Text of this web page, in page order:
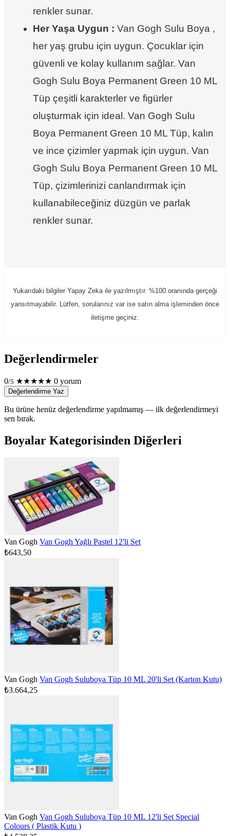
renkler sunar.
Her Yaşa Uygun : Van Gogh Sulu Boya ,
her yaş grubu için uygun. Çocuklar için
güvenli ve kolay kullanım sağlar. Van
Gogh Sulu Boya Permanent Green 10 ML
Tüp çeşitli karakterler ve figürler
oluşturmak için ideal. Van Gogh Sulu
Boya Permanent Green 10 ML Tüp, kalın
ve ince çizimler yapmak için uygun. Van
Gogh Sulu Boya Permanent Green 10 ML
Tüp, çizimlerinizi canlandırmak için
kullanabileceğiniz düzgün ve parlak
renkler sunar.
Yukarıdaki bilgiler Yapay Zeka ile yazılmıştır. %100 oranında gerçeği
yansıtmayabilir. Lütfen, sorularınız var ise satın alma işleminden önce
iletişme geçiniz.
Değerlendirmeler
0/5 ★★★★★ 0 yorum
Değerlendirme Yaz
Bu ürüne henüz değerlendirme yapılmamış — ilk değerlendirmeyi
sen bırak.
Boyalar Kategorisinden Diğerleri
Van Gogh Van Gogh Yağlı Pastel 12'li Set
₺643,50
Van Gogh Van Gogh Suluboya Tüp 10 ML 20'li Set (Karton Kutu)
₺3.664,25
Van Gogh Van Gogh Suluboya Tüp 10 ML 12'li Set Special
Colours ( Plastik Kutu )